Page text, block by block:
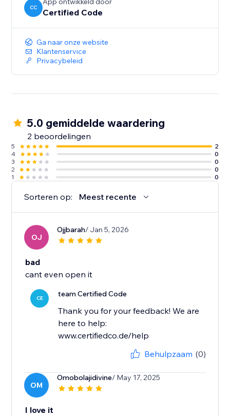
CC Certified Code
Ga naar onze website
Klantenservice
Privacybeleid
5.0 gemiddelde waardering
2 beoordelingen
5
2
4
0
3
0
2
0
1
0
Sorteren op: Meest recente
OJ
Ojjbarah/ Jan 5, 2026
bad
cant even open it
CE team Certified Code
Thank you for your feedback! We are
here to help:
www.certifiedco.de/help
Behulpzaam (0)
OM
Omobolajidivine/ May 17, 2025
I love it